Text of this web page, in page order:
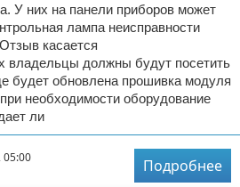
У них на панели приборов может
лампа неисправности
касается
владельцы должны будут посетить
будет обновлена прошивка модуля
необходимости оборудование
ли
05:00
Подробнее